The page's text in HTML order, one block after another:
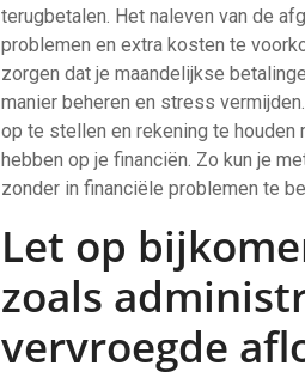
terugbetalen. Het naleven van de
problemen en extra kosten te
zorgen dat je maandelijkse
manier beheren en stress
op te stellen en rekening te
hebben op je financiën. Zo kun je
zonder in financiële problemen te
Let op
zoals
vervroegde